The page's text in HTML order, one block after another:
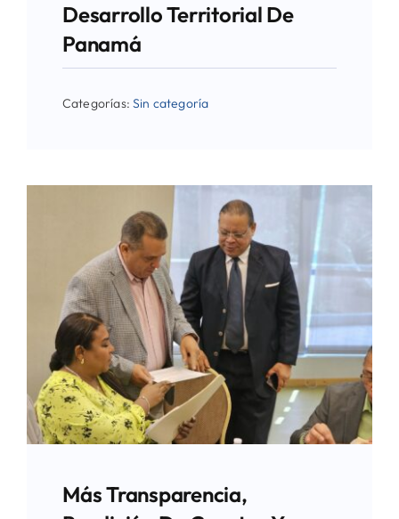
Desarrollo Territorial De
Panamá
Categorías:Sin categoría
Más Transparencia,